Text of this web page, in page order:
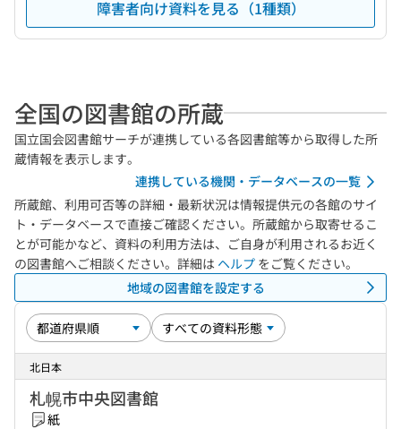
障害者向け資料を見る（1種類）
全国の図書館の所蔵
国立国会図書館サーチが連携している各図書館等から取得した所
蔵情報を表示します。
連携している機関・データベースの一覧
所蔵館、利用可否等の詳細・最新状況は情報提供元の各館のサイ
ト・データベースで直接ご確認ください。所蔵館から取寄せるこ
とが可能かなど、資料の利用方法は、ご自身が利用されるお近く
の図書館へご相談ください。詳細は ヘルプ をご覧ください。
地域の図書館を設定する
北日本
札幌市中央図書館
紙